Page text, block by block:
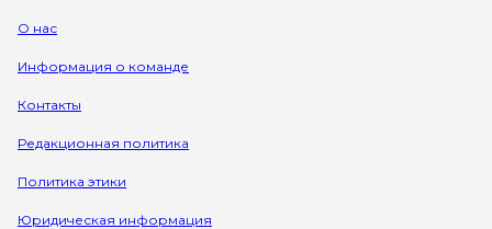
О нас
Информация о команде
Контакты
Редакционная политика
Политика этики
Юридическая информация